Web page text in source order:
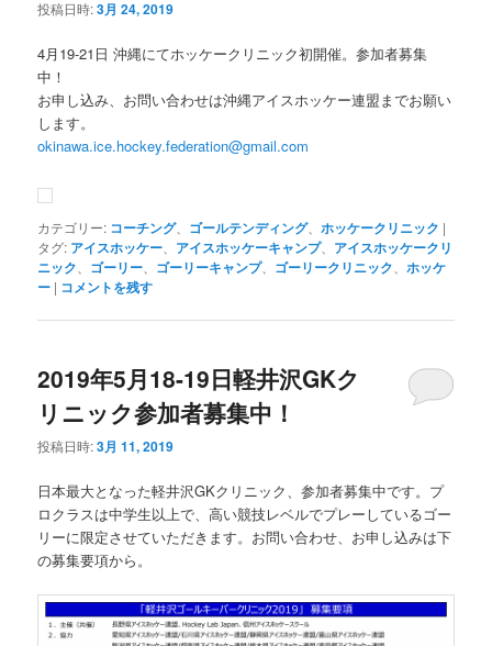
投稿日時:3月 24, 2019
4月19-21日 沖縄にてホッケークリニック初開催。参加者募集
中！
お申し込み、お問い合わせは沖縄アイスホッケー連盟までお願い
します。
okinawa.ice.hockey.federation@gmail.com
カテゴリー: コーチング、 ゴールテンディング、ホッケークリニック |
タグ: アイスホッケー アイスホッケーキャンプ、 アイスホッケークリ
ニック
ゴーリー ゴーリーキャンプ、 ゴーリークリニック 、ホッケ
ー | コメントを残す
2019年5月18-19日軽井沢GKク
リニック参加者募集中！
投稿日時:3月 11, 2019
日本最大となった軽井沢GKクリニック、参加者募集中です。プ
ロクラスは中学生以上で、高い競技レベルでプレーしているゴー
リーに限定させていただきます。お問い合わせ、お申し込みは下
の募集要項から。